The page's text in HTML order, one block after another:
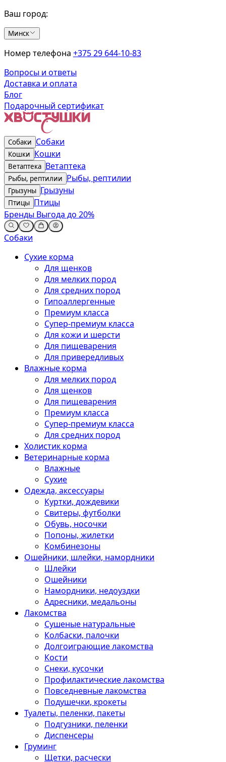
Ваш город:
Минск
Номер телефона +375 29 644-10-83
Вопросы и ответы
Доставка и оплата
Блог
Подарочный сертификат
Собаки Собаки
Кошки Кошки
Ветаптека Ветаптека
Рыбы, рептилии Рыбы, рептилии
Грызуны Грызуны
Птицы Птицы
Бренды Выгода до 20%
Собаки
Сухие корма
Для щенков
Для мелких пород
Для средних пород
Гипоаллергенные
Премиум класса
Супер-премиум класса
Для кожи и шерсти
Для пищеварения
Для привередливых
Влажные корма
Для мелких пород
Для щенков
Для пищеварения
Премиум класса
Супер-премиум класса
Для средних пород
Холистик корма
Ветеринарные корма
Влажные
Сухие
Одежда, аксессуары
Куртки, дождевики
Свитеры, футболки
Обувь, носочки
Попоны, жилетки
Комбинезоны
Ошейники, шлейки, намордники
Шлейки
Ошейники
Намордники, недоуздки
Адресники, медальоны
Лакомства
Сушеные натуральные
Колбаски, палочки
Долгоиграющие лакомства
Кости
Снеки, кусочки
Профилактические лакомства
Повседневные лакомства
Подушечки, крокеты
Туалеты, пеленки, пакеты
Подгузники, пеленки
Диспенсеры
Груминг
Щетки, расчески